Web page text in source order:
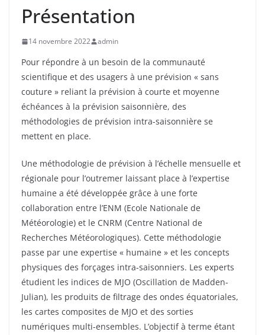
Présentation
14 novembre 2022 admin
Pour répondre à un besoin de la communauté
scientifique et des usagers à une prévision « sans
couture » reliant la prévision à courte et moyenne
échéances à la prévision saisonnière, des
méthodologies de prévision intra-saisonnière se
mettent en place.
Une méthodologie de prévision à l’échelle mensuelle et
régionale pour l’outremer laissant place à l’expertise
humaine a été développée grâce à une forte
collaboration entre l’ENM (Ecole Nationale de
Météorologie) et le CNRM (Centre National de
Recherches Météorologiques). Cette méthodologie
passe par une expertise « humaine » et les concepts
physiques des forçages intra-saisonniers. Les experts
étudient les indices de MJO (Oscillation de Madden-
Julian), les produits de filtrage des ondes équatoriales,
les cartes composites de MJO et des sorties
numériques multi-ensembles. L’objectif à terme étant